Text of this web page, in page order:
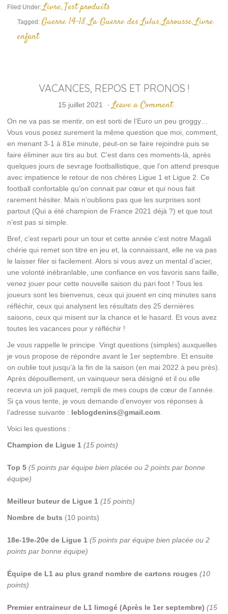
fenêtre)
Filed Under:Livre, Test produits
Tagged: Guerre 14-18,La Guerre des Lulus,Larousse,Livre
enfant
VACANCES, REPOS ET PRONOS !
15 juillet 2021 · Leave a Comment
On ne va pas se mentir, on est sorti de l’Euro un peu groggy…
Vous vous posez surement la même question que moi, comment,
en menant 3-1 à 81e minute, peut-on se faire rejoindre puis se
faire éliminer aux tirs au but. C’est dans ces moments-là, après
quelques jours de sevrage footballistique, que l’on attend presque
avec impatience le retour de nos chères Ligue 1 et Ligue 2. Ce
football confortable qu’on connait par cœur et qui nous fait
rarement hésiter. Mais n’oublions pas que les surprises sont
partout (Qui a été champion de France 2021 déjà ?) et que tout
n’est pas si simple.
Bref, c’est reparti pour un tour et cette année c’est notre Magali
chérie qui remet son titre en jeu et, la connaissant, elle ne va pas
le laisser filer si facilement. Alors si vous avez un mental d’acier,
une volonté inébranlable, une confiance en vos favoris sans faille,
venez jouer pour cette nouvelle saison du pari foot ! Tous les
joueurs sont les bienvenus, ceux qui jouent en cinq minutes sans
réfléchir, ceux qui analysent les résultats des 25 dernières
saisons, ceux qui misent sur la chance et le hasard. Et vous avez
toutes les vacances pour y réfléchir !
Je vous rappelle le principe. Vingt questions (simples) auxquelles
je vous propose de répondre avant le 1er septembre. Et ensuite
on oublie tout jusqu’à la fin de la saison (en mai 2022 à peu près).
Après dépouillement, un vainqueur sera désigné et il ou elle
recevra un joli paquet, rempli de mes coups de cœur de l’année.
Si ça vous tente, je vous demande d’envoyer vos réponses à
l’adresse suivante : leblogdenins@gmail.com
Voici les questions :
Champion de Ligue 1 (15 points)
Top 5 (5 points par équipe bien placée ou 2 points par bonne
équipe)
Meilleur buteur de Ligue 1 (15 points)
Nombre de buts (10 points)
18e-19e-20e de Ligue 1 (5 points par équipe bien placée ou 2
points par bonne équipe)
Équipe de L1 au plus grand nombre de cartons rouges (10
points)
Premier entraineur de L1 limogé (Après le 1er septembre) (15